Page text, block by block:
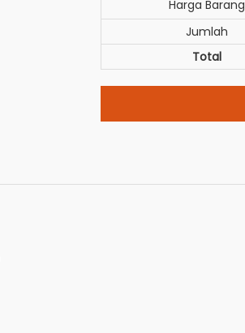
Harga Barang
Jumlah
Total